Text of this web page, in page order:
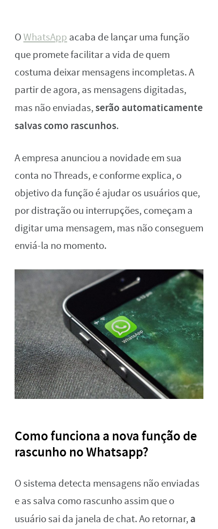
OWhatsApp acaba de lançar uma função
que promete facilitar a vida de quem
costuma deixar mensagens incompletas. A
partir de agora, as mensagens digitadas,
mas não enviadas,serão automaticamente
salvas como rascunhos.
A empresa anunciou a novidade em sua
conta no Threads, e conforme explica, o
objetivo da função é ajudar os usuários que,
por distração ou interrupções, começam a
digitar uma mensagem, mas não conseguem
enviá-la no momento.
Como funciona a nova função de
rascunho no Whatsapp?
O sistema detecta mensagens não enviadas
e as salva como rascunho assim que o
usuário sai da janela de chat. Ao retornar, a